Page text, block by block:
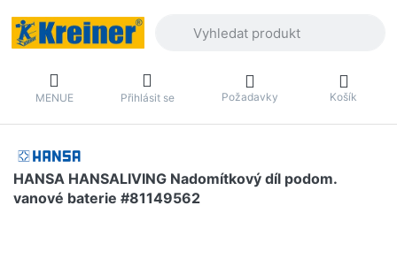
MENUE Přihlásit se Požadavky Košík
HANSA HANSALIVING Nadomítkový díl podom.
vanové baterie #81149562